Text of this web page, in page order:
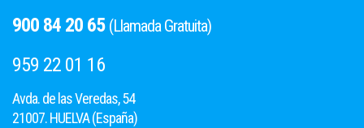
900 84 20 65 (Llamada Gratuita)
959 22 01 16
Avda. de las Veredas, 54
21007. HUELVA (España)